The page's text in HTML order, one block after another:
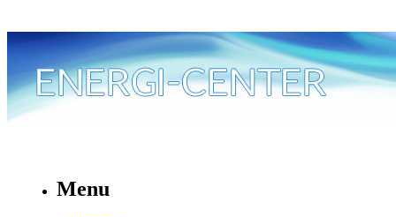
Menu